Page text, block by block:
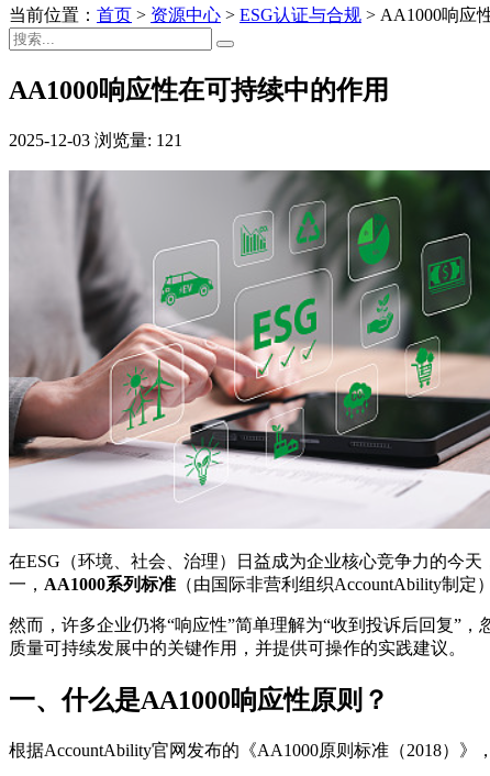
当前位置： 首页 > 资源中心 > ESG认证与合规 > AA1000响应
AA1000响应性在可持续中的作用
2025-12-03 浏览量: 121
在ESG（环境、社会、治理）日益成为企业核心竞争力的今
一， AA1000系列标准 （由国际非营利组织AccountAbility制定
然而，许多企业仍将“响应性”简单理解为“收到投诉后回复”
质量可持续发展中的关键作用，并提供可操作的实践建议。
一、什么是AA1000响应性原则？
根据AccountAbility官网发布的《AA1000原则标准（2018）》，